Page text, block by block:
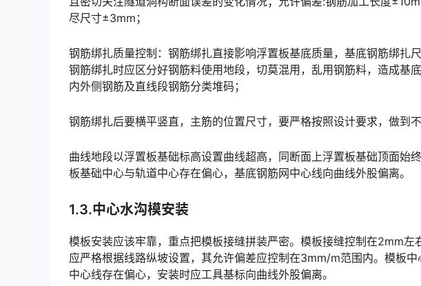
尽尺寸±3mm；󠅅󠅃󠄵󠅂󠄪󠇖󠆨󠆨󠇕󠆞󠆒󠅬󠇘󠆭󠆘󠇙󠆝󠅵󠇗󠆭󠆁󠄐󠇗󠅹󠅸󠇖󠆍󠅳󠇖󠅹󠅰󠇖󠆌󠅹
钢筋绑扎质量控制：钢筋绑扎直接影响浮置板基底质量，基底钢筋绑扎
钢筋绑扎时应区分好钢筋料使用地段，切莫混用，乱用钢筋料，造成基
内外侧钢筋及直线段钢筋分类堆码；
钢筋绑扎后要横平竖直，主筋的位置尺寸，要严格按照设计要求，做到不
曲线地段以浮置板基础标高设置曲线超高，同断面上浮置板基础顶面始
板基础中心与轨道中心存在偏心，基底钢筋网中心线向曲线外股偏离。󠅅󠅃󠄵󠅂󠄪󠇖󠆨󠆨󠇕󠆞󠆒󠅬󠇘󠆭󠆘󠇙󠆝󠅵󠇗󠆭󠆁󠄐󠇗󠅹󠅸󠇖󠆍󠅳󠇖󠅹󠅰󠇖󠆌󠅹
1.3.中心水沟模安装
模板安装应该牢靠，重点把模板接缝拼装严密。模板接缝控制在2mm
应严格根据线路纵坡设置，其允许偏差应控制在3mm/m范围内。模板
中心线存在偏心，安装时应工具基标向曲线外股偏离。󠅅󠅃󠄵󠅂󠄪󠇖󠆨󠆨󠇕󠆞󠆒󠅬󠇘󠆭󠆘󠇙󠆝󠅵󠇗󠆭󠆁󠄐󠇗󠅹󠅸󠇖󠆍󠅳󠇖󠅹󠅰󠇖󠆌󠅹